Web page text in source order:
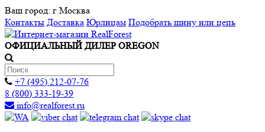
Ваш город: г Москва
Контакты Доставка Юрлицам Подобрать шину или цепь
ОФИЦИАЛЬНЫЙ ДИЛЕР OREGON
+7 (495) 212-07-76
8 (800) 333-19-39
info@realforest.ru